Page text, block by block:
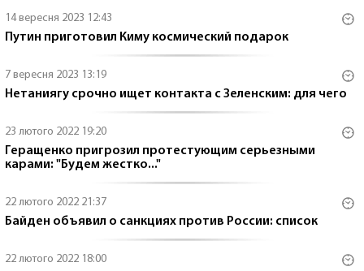
14 вересня 2023 12:43
Путин приготовил Киму космический подарок
7 вересня 2023 13:19
Нетаниягу срочно ищет контакта с Зеленским: для чего
23 лютого 2022 19:20
Геращенко пригрозил протестующим серьезными
карами: "Будем жестко..."
22 лютого 2022 21:37
Байден объявил о санкциях против России: список
22 лютого 2022 18:00